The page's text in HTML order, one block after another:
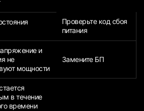
Проверьте код сбоя
питания
и
не
мощности
Замените БП
в течение
времени